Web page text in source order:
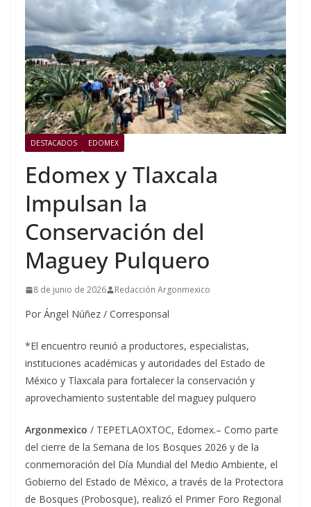
DESTACADOS EDOMEX
Edomex y Tlaxcala
Impulsan la
Conservación del
Maguey Pulquero
8 de junio de 2026 Redacción Argonmexico
Por Ángel Núñez / Corresponsal
*El encuentro reunió a productores, especialistas,
instituciones académicas y autoridades del Estado de
México y Tlaxcala para fortalecer la conservación y
aprovechamiento sustentable del maguey pulquero
Argonmexico / TEPETLAOXTOC, Edomex.– Como parte
del cierre de la Semana de los Bosques 2026 y de la
conmemoración del Día Mundial del Medio Ambiente, el
Gobierno del Estado de México, a través de la Protectora
de Bosques (Probosque), realizó el Primer Foro Regional